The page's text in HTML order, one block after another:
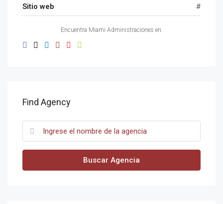
Sitio web
#
Encuentra Miami Administraciones en:
Find Agency
Buscar Agencia